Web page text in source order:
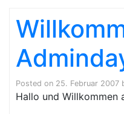
Posted on 25. Februar 2007
Hallo und Willkommen